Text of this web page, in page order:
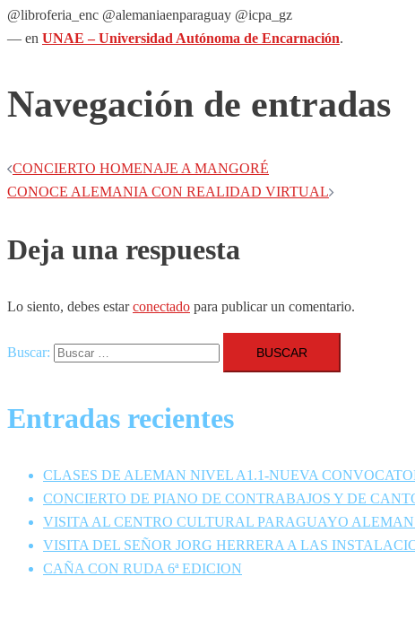
@libroferia_enc @alemaniaenparaguay @icpa_gz
— en UNAE – Universidad Autónoma de Encarnación.
Navegación de entradas
CONCIERTO HOMENAJE A MANGORÉ
CONOCE ALEMANIA CON REALIDAD VIRTUAL
Deja una respuesta
Lo siento, debes estarconectado para publicar un comentario.
Buscar:
Entradas recientes
CLASES DE ALEMAN NIVEL A1.1-NUEVA
CONCIERTO DE PIANO DE CONTRABAJOS Y DE
VISITA AL CENTRO CULTURAL PARAGUAYO
VISITA DEL SEÑOR JORG HERRERA A LAS
CAÑA CON RUDA 6ª EDICION